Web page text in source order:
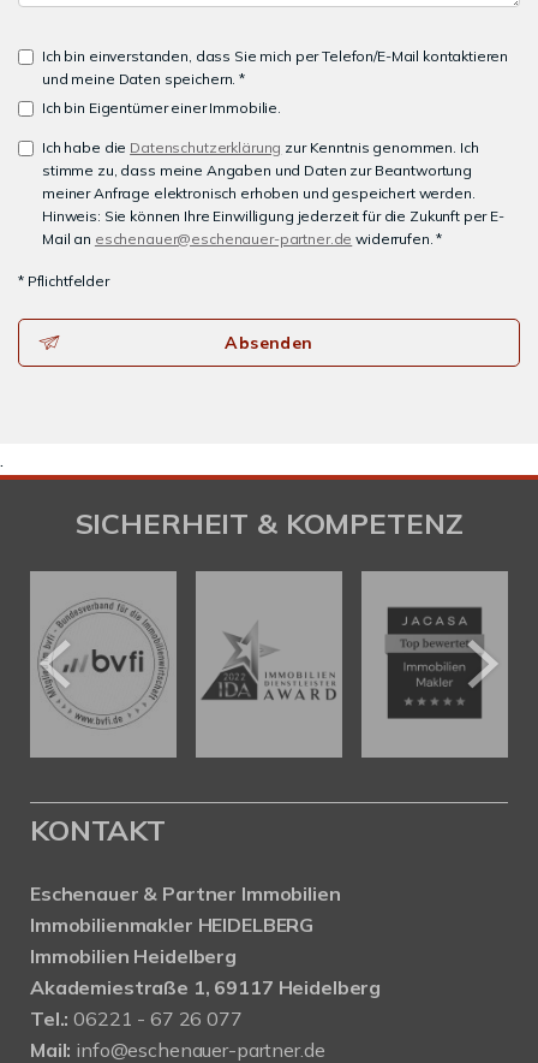
Ich bin einverstanden, dass Sie mich per Telefon/E-Mail kontaktieren
und meine Daten speichern. *
Ich bin Eigentümer einer Immobilie.
Ich habe die Datenschutzerklärung zur Kenntnis genommen. Ich
stimme zu, dass meine Angaben und Daten zur Beantwortung
meiner Anfrage elektronisch erhoben und gespeichert werden.
Hinweis: Sie können Ihre Einwilligung jederzeit für die Zukunft per E-
Mail an eschenauer@eschenauer-partner.de widerrufen. *
* Pflichtfelder
Absenden
.
SICHERHEIT & KOMPETENZ
KONTAKT
Eschenauer & Partner Immobilien
Immobilienmakler HEIDELBERG
Immobilien Heidelberg
Akademiestraße 1, 69117 Heidelberg
Tel.:06221 - 67 26 077
Mail: info@eschenauer-partner.de